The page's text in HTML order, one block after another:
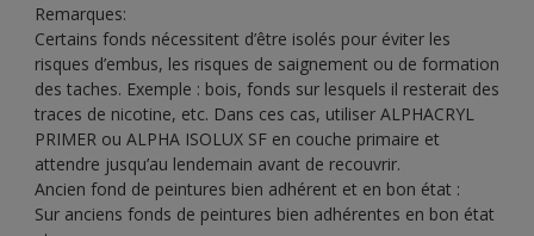
Remarques:
Certains fonds nécessitent d’être isolés pour éviter les
risques d’embus, les risques de saignement ou de formation
des taches. Exemple : bois, fonds sur lesquels il resterait des
traces de nicotine, etc. Dans ces cas, utiliser ALPHACRYL
PRIMER ou ALPHA ISOLUX SF en couche primaire et
attendre jusqu’au lendemain avant de recouvrir.
Ancien fond de peintures bien adhérent et en bon état :
Sur anciens fonds de peintures bien adhérentes en bon état